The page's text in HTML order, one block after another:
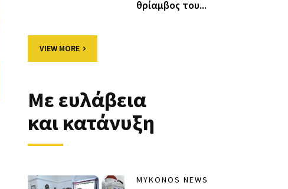
θρίαμβος του...
VIEW MORE
Με ευλάβεια
και κατάνυξη
MYKONOS NEWS